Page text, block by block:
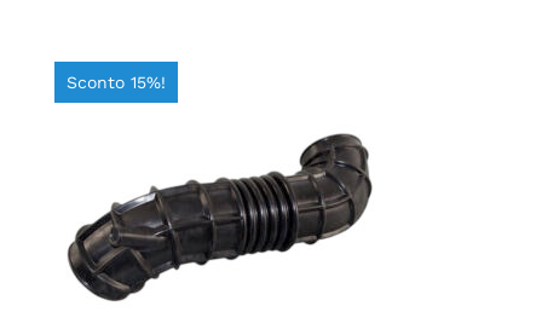
Sconto 15%!
AGGIUNGI AL CARRELLO
/
DETTAGLI